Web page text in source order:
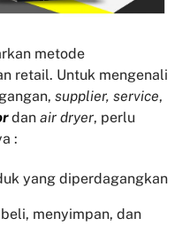
metode
retail. Untuk mengenali
supplier, service,
danair dryer, perlu
:
yang diperdagangkan
menyimpan, dan